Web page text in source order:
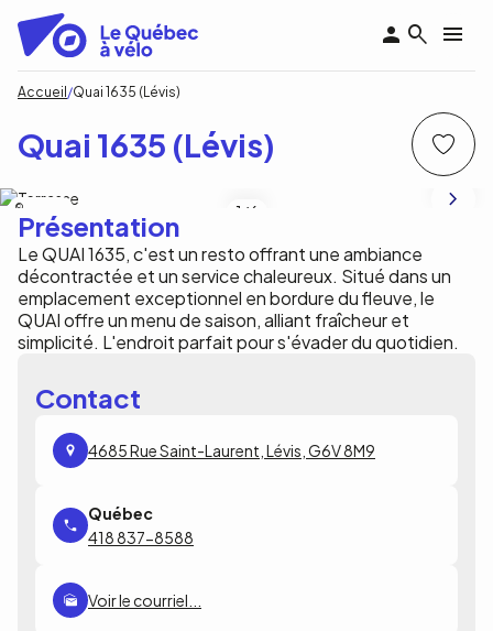
contenu
principal
Fil
d'Ariane
Accueil Quai 1635 (Lévis)
Quai 1635 (Lévis)
1 /6
Présentation
Le QUAI 1635, c'est un resto offrant une ambiance
décontractée et un service chaleureux. Situé dans un
emplacement exceptionnel en bordure du fleuve, le
QUAI offre un menu de saison, alliant fraîcheur et
simplicité. L'endroit parfait pour s'évader du quotidien.
Contact
4685 Rue Saint-Laurent, Lévis, G6V 8M9
418 837-8588
Voir le courriel...